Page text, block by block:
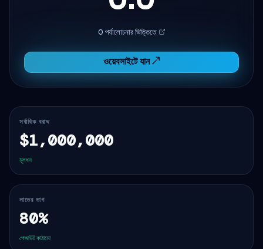
0 পর্যালোচনার ভিত্তিতে
ওয়েবসাইটে যান ↗
সর্বাধিক বরাদ্দ
$1,000,000
মূলধন
লাভের ভাগ
80%
পেআউট কাঠামো